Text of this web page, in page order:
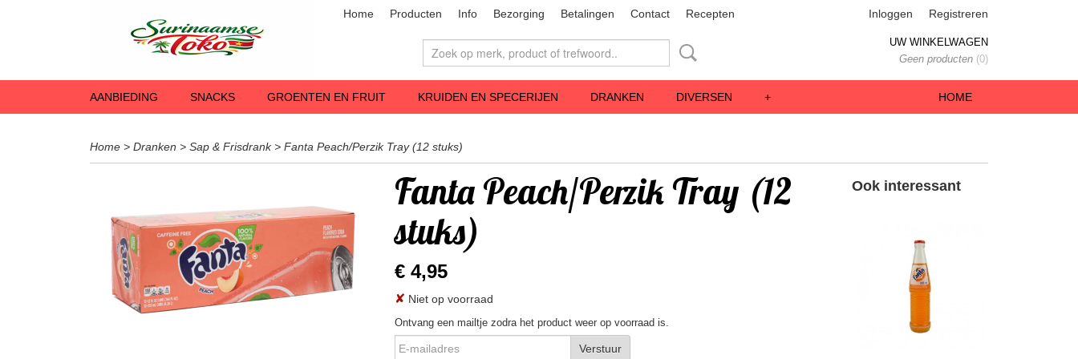
Home Producten Info Bezorging Betalingen Contact Recepten Inloggen Registreren
UW WINKELWAGEN
Geen producten (0)
HOME
AANBIEDING SNACKS GROENTEN EN FRUIT KRUIDEN EN SPECERIJEN DRANKEN DIVERSEN +
Home > Dranken > Sap & Frisdrank> Fanta Peach/Perzik Tray (12 stuks)
Fanta Peach/Perzik Tray (12
stuks)
€ 4,95
✘ Niet op voorraad
Ontvang een mailtje zodra het product weer op voorraad is.
Verstuur
Ook interessant